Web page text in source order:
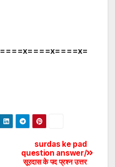
====x====x====x=
surdas ke pad
question answer/
सूरदास के पद प्रश्न उत्तर